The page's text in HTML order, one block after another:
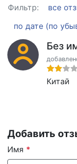
Фильтр: все
по дате (по
Без
Китай
Добавить
Имя *